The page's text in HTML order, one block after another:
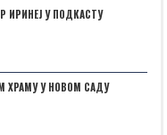
ИРИНЕЈ У ПОДКАСТУ
ХРАМУ У НОВОМ САДУ